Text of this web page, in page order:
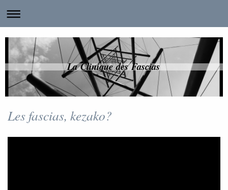
La Clinique des Fascias
Les fascias, kezako?